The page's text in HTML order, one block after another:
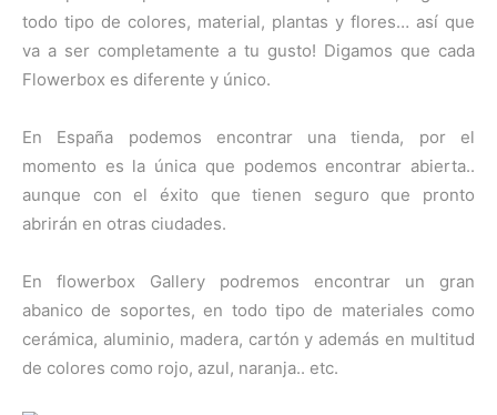
todo tipo de colores, material, plantas y flores… así que
va a ser completamente a tu gusto! Digamos que cada
Flowerbox es diferente y único.
En España podemos encontrar una tienda, por el
momento es la única que podemos encontrar abierta..
aunque con el éxito que tienen seguro que pronto
abrirán en otras ciudades.
En flowerbox Gallery podremos encontrar un gran
abanico de soportes, en todo tipo de materiales como
cerámica, aluminio, madera, cartón y además en multitud
de colores como rojo, azul, naranja.. etc.